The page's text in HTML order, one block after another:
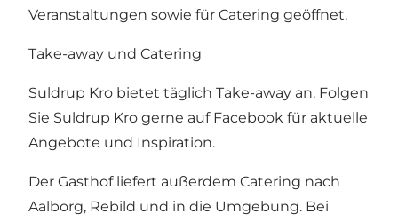
Veranstaltungen sowie für Catering geöffnet.
Take-away und Catering
Suldrup Kro bietet täglich Take-away an. Folgen
Sie Suldrup Kro gerne auf Facebook für aktuelle
Angebote und Inspiration.
Der Gasthof liefert außerdem Catering nach
Aalborg, Rebild und in die Umgebung. Bei